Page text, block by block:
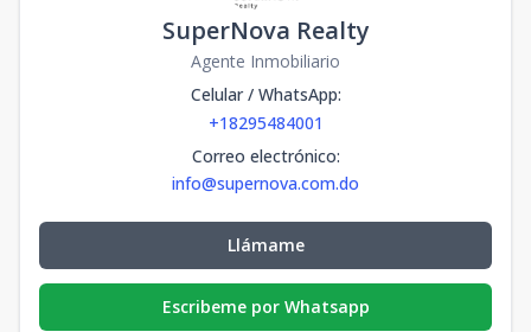
SuperNova Realty
Agente Inmobiliario
Celular / WhatsApp:
+18295484001
Correo electrónico:
info@supernova.com.do
Llámame
Escribeme por Whatsapp